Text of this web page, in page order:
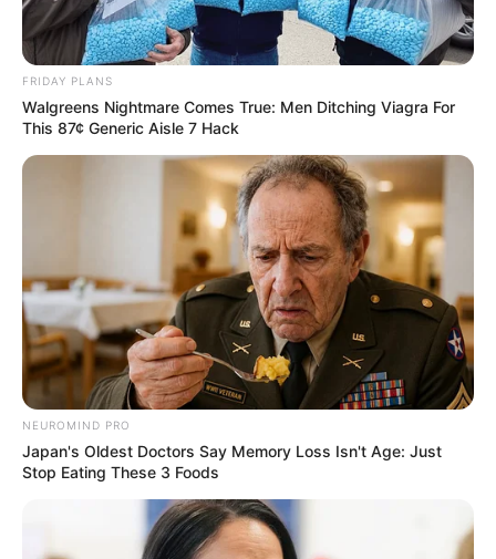
FRIDAY PLANS
Walgreens Nightmare Comes True: Men Ditching Viagra For
This 87¢ Generic Aisle 7 Hack
NEUROMIND PRO
Japan's Oldest Doctors Say Memory Loss Isn't Age: Just
Stop Eating These 3 Foods